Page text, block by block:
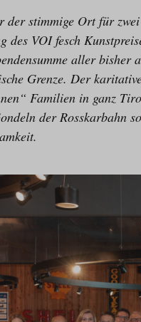
der stimmige Ort für
des VOI fesch
aller
Grenze. Der
Familien in ganz
der Rosskarbahn